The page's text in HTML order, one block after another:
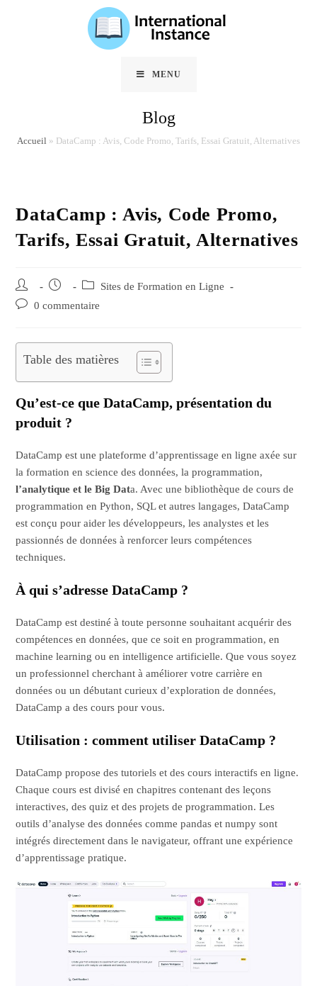
MENU
Blog
Accueil » DataCamp : Avis, Code Promo, Tarifs, Essai Gratuit, Alternatives
DataCamp : Avis, Code Promo,
Tarifs, Essai Gratuit, Alternatives
Auteur/autrice
de
Post
published:
Post
category:
Sites de Formation en Ligne
Post
0 commentaire
Table des matières
Qu’est-ce que DataCamp, présentation du
produit ?
DataCamp est une plateforme d’apprentissage en ligne axée sur
la formation en science des données, la programmation,
l’analytique et le Big Data. Avec une bibliothèque de cours de
programmation en Python, SQL et autres langages, DataCamp
est conçu pour aider les développeurs, les analystes et les
passionnés de données à renforcer leurs compétences
techniques.
À qui s’adresse DataCamp ?
DataCamp est destiné à toute personne souhaitant acquérir des
compétences en données, que ce soit en programmation, en
machine learning ou en intelligence artificielle. Que vous soyez
un professionnel cherchant à améliorer votre carrière en
données ou un débutant curieux d’exploration de données,
DataCamp a des cours pour vous.
Utilisation : comment utiliser DataCamp ?
DataCamp propose des tutoriels et des cours interactifs en ligne.
Chaque cours est divisé en chapitres contenant des leçons
interactives, des quiz et des projets de programmation. Les
outils d’analyse des données comme pandas et numpy sont
intégrés directement dans le navigateur, offrant une expérience
d’apprentissage pratique.